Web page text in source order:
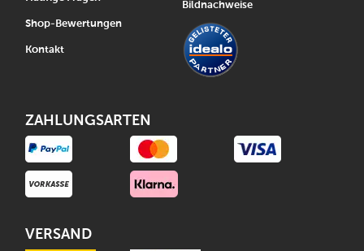
Shop-Bewertungen
Kontakt
Bildnachweise
ZAHLUNGSARTEN
VERSAND